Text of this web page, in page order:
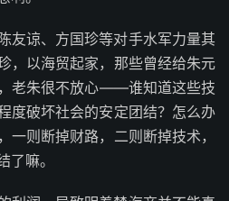
友谅、方国珍等对手水军力量其
，以海贸起家，那些曾经给朱元
老朱很不放心——谁知道这些技
度破坏社会的安定团结？怎么办
一则断掉财路，二则断掉技术，
嘛。